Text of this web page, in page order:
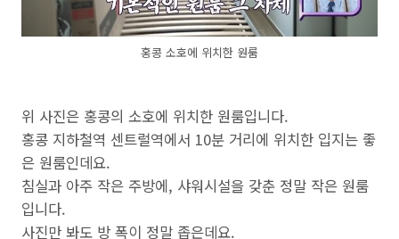
홍콩 소호에 위치한 원룸
위 사진은 홍콩의 소호에 위치한 원룸입니다.
홍콩 지하철역 센트럴역에서 10분 거리에 위치한 입지는 좋
은 원룸인데요.
침실과 아주 작은 주방에, 샤워시설을 갖춘 정말 작은 원룸
입니다.
사진만 봐도 방 폭이 정말 좁은데요.